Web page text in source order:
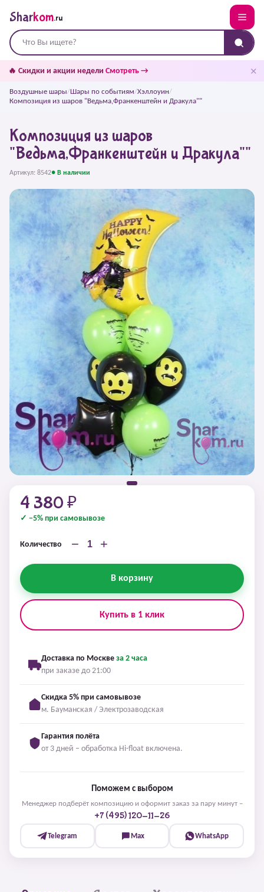
Sharkom.ru
🔥 Скидки и акции недели Смотреть → ✕
Воздушные шары/Шары по событиям/Хэллоуин/
Композиция из шаров "Ведьма,Франкенштейн и Дракула""
Композиция из шаров
"Ведьма,Франкенштейн и Дракула""
Артикул: 8542● В наличии
4 380 ₽
✓ −5% при самовывозе
Количество − +
В корзину
Купить в 1 клик
Доставка по Москве за 2 часа
при заказе до 21:00
Скидка 5% при самовывозе
м. Бауманская / Электрозаводская
Гарантия полёта
от 3 дней – обработка Hi-float включена.
Поможем с выбором
Менеджер подберёт композицию и оформит заказ за пару минут –
+7 (495) 120-11-26
Telegram Max WhatsApp